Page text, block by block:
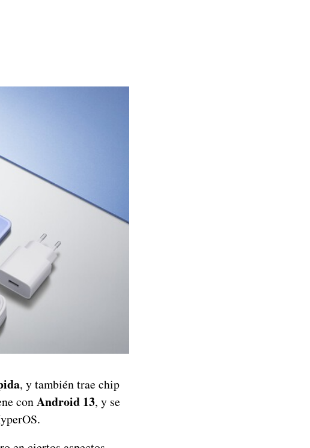
, y también trae chip
conAndroid 13, y se